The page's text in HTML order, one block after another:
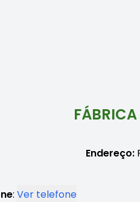
Endereço:
: Ver telefone